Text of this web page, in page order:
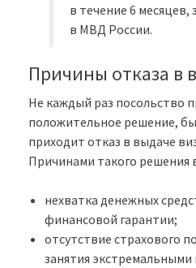
в течение 6 месяцев,
в МВД России.
Причины отказа в
Не каждый раз посольство
положительное решение,
приходит отказ в выдаче
Причинами такого решения
нехватка денежных
финансовой гарантии;
отсутствие страхового
занятия